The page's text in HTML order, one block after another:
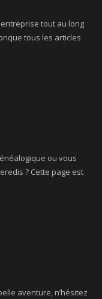
tout au long
tous les articles
ou vous
? Cette page est
aventure, n’hésitez